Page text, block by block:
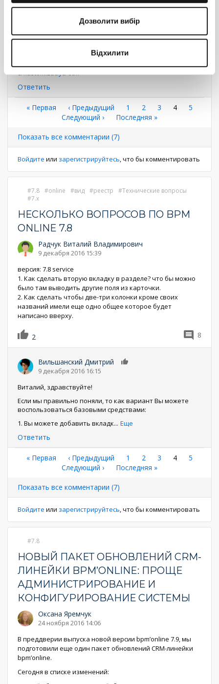
Дозволити вибір
Відхилити
0 8
13 декабря 2016 18:27
Есть статья на академии:
https://academy.terrasoft.ua/documents/technic-sdk/7-
8/kastomizaciya-ot…
Ответить
Нумерация
страниц
Первая
« Первая ←
‹ Предыдущий Страница
1 Страница
2 Страница
3
Текущая
4
5
Следующая
Следующий ›
Последняя
Последняя »
Показать все комментарии (7)
Войдите или зарегистрируйтесь, что бы комментировать
7.8 online вид реестр
Технические вопросы
7.x
НЕСКОЛЬКО ВОПРОСОВ ПО BPM
ONLINE 7.8
Радчук Виталий Владимирович
9 декабря 2016 15:39
версия: 7.8 service
1. Как сделать вторую вкладку в разделе? что бы можно
было там выводить другие поля из карточки.
2. Как сделать чтобы две-три колонки кроме своих
названий имели еще одно общее которое будет
написано вверху.
2 8
Вильшанский Дмитрий
9 декабря 2016 16:15
Виталий, здравствуйте!
Если мы правильно поняли, то как вариант Вы можете
воспользоваться базовыми средствами:
1. Вы можете добавить вкладк... Еще
Ответить
Нумерация
страниц
Первая
« Первая ←
‹ Предыдущий Страница
1 Страница
2 Страница
3
Текущая
4
5
Следующая
Следующий ›
Последняя
Последняя »
Показать все комментарии (7)
Войдите или зарегистрируйтесь, что бы комментировать
7.8
НОВЫЙ ПАКЕТ ОБНОВЛЕНИЙ CRM-
ЛИНЕЙКИ BPM’ONLINE: ПРОЩЕ
АДМИНИСТРИРОВАНИЕ И
КОНФИГУРИРОВАНИЕ СИСТЕМЫ
Оксана Яремчук
24 ноября 2016 14:06
В преддверии выпуска новой версии bpm’online 7.9, мы
подготовили еще один пакет обновлений CRM-линейки
bpm’online.
Сегодня в списке изменений: